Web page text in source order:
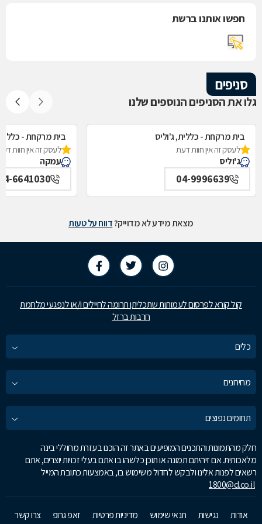
חפשו אותנו ברשת
סניפים
גלו את הסניפים הנוספים שלנו
בית מרקחת - כללית, ג'וליס
לעסק זה אין חוות דעת
ג'וליס
04-9996639
בית מרקחת -
לעסק זה אין חוות
עמקה
6641030
מצאת מידע לא מדוייק?דווח על טעות
קול קורא לפרסום לעמותות שתכליתן תרומה לחיילים ו/או לנפגעי מלחמת
חרבות ברזל
כלים
מחירונים
תחומים נפוצים
חלק מהתמונות והתכנים המופיעים באתר זה הוכנו בעזרת מחוללי בינה
מלאכותית. אם זיהיתם תמונה או תוכן כלשהו בו אתם בעלי זכויות יוצרים, אתם
רשאים לפנות אלינו ולבקש לחדול משימוש בו, באמצעות כתובת המייל
1800@d.co.il
אודות נגישות תנאי שימוש מדיניות פרטיות זאפ גרופ צרו קשר